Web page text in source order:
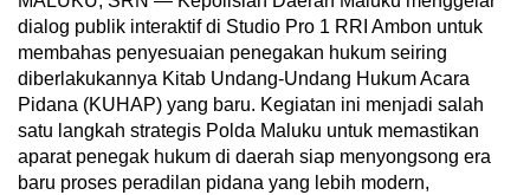
dialog publik interaktif di Studio Pro 1 RRI Ambon untuk
membahas penyesuaian penegakan hukum seiring
diberlakukannya Kitab Undang-Undang Hukum Acara
Pidana (KUHAP) yang baru. Kegiatan ini menjadi salah
satu langkah strategis Polda Maluku untuk memastikan
aparat penegak hukum di daerah siap menyongsong era
baru proses peradilan pidana yang lebih modern,